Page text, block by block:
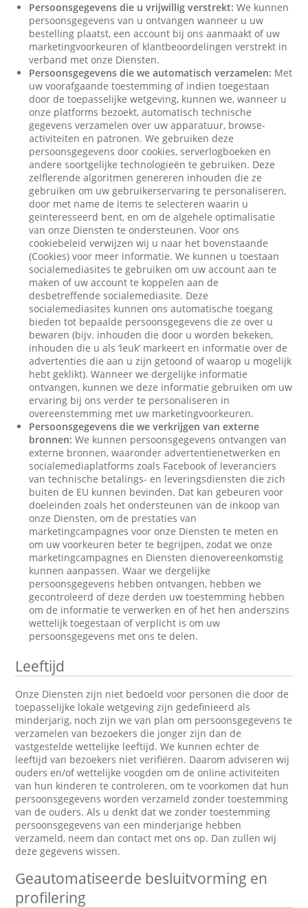
Persoonsgegevens die u vrijwillig verstrekt: We kunnen
persoonsgegevens van u ontvangen wanneer u uw
bestelling plaatst, een account bij ons aanmaakt of uw
marketingvoorkeuren of klantbeoordelingen verstrekt in
verband met onze Diensten.
Persoonsgegevens die we automatisch verzamelen: Met
uw voorafgaande toestemming of indien toegestaan
door de toepasselijke wetgeving, kunnen we, wanneer u
onze platforms bezoekt, automatisch technische
gegevens verzamelen over uw apparatuur, browse-
activiteiten en patronen. We gebruiken deze
persoonsgegevens door cookies, serverlogboeken en
andere soortgelijke technologieën te gebruiken. Deze
zelflerende algoritmen genereren inhouden die ze
gebruiken om uw gebruikerservaring te personaliseren,
door met name de items te selecteren waarin u
geïnteresseerd bent, en om de algehele optimalisatie
van onze Diensten te ondersteunen. Voor ons
cookiebeleid verwijzen wij u naar het bovenstaande
(Cookies) voor meer informatie. We kunnen u toestaan
socialemediasites te gebruiken om uw account aan te
maken of uw account te koppelen aan de
desbetreffende socialemediasite. Deze
socialemediasites kunnen ons automatische toegang
bieden tot bepaalde persoonsgegevens die ze over u
bewaren (bijv. inhouden die door u worden bekeken,
inhouden die u als ‘leuk’ markeert en informatie over de
advertenties die aan u zijn getoond of waarop u mogelijk
hebt geklikt). Wanneer we dergelijke informatie
ontvangen, kunnen we deze informatie gebruiken om uw
ervaring bij ons verder te personaliseren in
overeenstemming met uw marketingvoorkeuren.
Persoonsgegevens die we verkrijgen van externe
bronnen: We kunnen persoonsgegevens ontvangen van
externe bronnen, waaronder advertentienetwerken en
socialemediaplatforms zoals Facebook of leveranciers
van technische betalings- en leveringsdiensten die zich
buiten de EU kunnen bevinden. Dat kan gebeuren voor
doeleinden zoals het ondersteunen van de inkoop van
onze Diensten, om de prestaties van
marketingcampagnes voor onze Diensten te meten en
om uw voorkeuren beter te begrijpen, zodat we onze
marketingcampagnes en Diensten dienovereenkomstig
kunnen aanpassen. Waar we dergelijke
persoonsgegevens hebben ontvangen, hebben we
gecontroleerd of deze derden uw toestemming hebben
om de informatie te verwerken en of het hen anderszins
wettelijk toegestaan of verplicht is om uw
persoonsgegevens met ons te delen.
Leeftijd
Onze Diensten zijn niet bedoeld voor personen die door de
toepasselijke lokale wetgeving zijn gedefinieerd als
minderjarig, noch zijn we van plan om persoonsgegevens te
verzamelen van bezoekers die jonger zijn dan de
vastgestelde wettelijke leeftijd. We kunnen echter de
leeftijd van bezoekers niet verifiëren. Daarom adviseren wij
ouders en/of wettelijke voogden om de online activiteiten
van hun kinderen te controleren, om te voorkomen dat hun
persoonsgegevens worden verzameld zonder toestemming
van de ouders. Als u denkt dat we zonder toestemming
persoonsgegevens van een minderjarige hebben
verzameld, neem dan contact met ons op. Dan zullen wij
deze gegevens wissen.
Geautomatiseerde besluitvorming en
profilering